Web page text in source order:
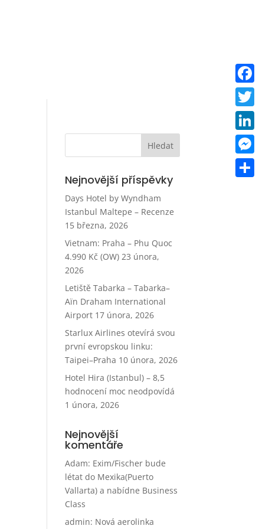
Nejnovější příspěvky
Days Hotel by Wyndham
Istanbul Maltepe – Recenze
15 března, 2026
Vietnam: Praha – Phu Quoc
4.990 Kč (OW) 23 února,
2026
Letiště Tabarka – Tabarka–
Aïn Draham International
Airport 17 února, 2026
Starlux Airlines otevírá svou
první evropskou linku:
Taipei–Praha 10 února, 2026
Hotel Hira (Istanbul) – 8,5
hodnocení moc neodpovídá
1 února, 2026
Nejnovější
komentáře
Adam: Exim/Fischer bude
létat do Mexika(Puerto
Vallarta) a nabídne Business
Class
admin: Nová aerolinka